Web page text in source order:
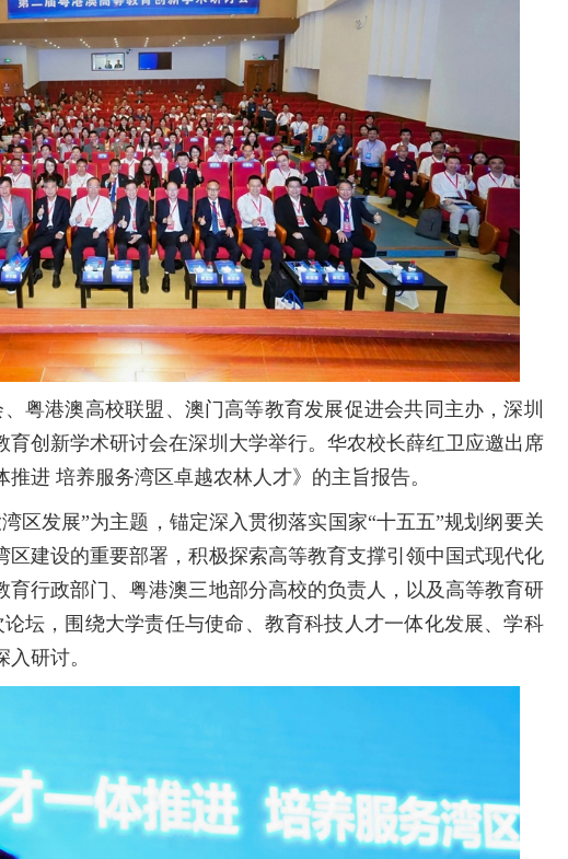
粤港澳高校联盟、澳门高等教育发展促进会共同主办，深圳
育创新学术研讨会在深圳大学举行。华农校长薛红卫应邀出席
进 培养服务湾区卓越农林人才》的主旨报告。
区发展”为主题，锚定深入贯彻落实国家“十五五”规划纲要关
建设的重要部署，积极探索高等教育支撑引领中国式现代化
育行政部门、粤港澳三地部分高校的负责人，以及高等教育研
坛，围绕大学责任与使命、教育科技人才一体化发展、学科
研讨。